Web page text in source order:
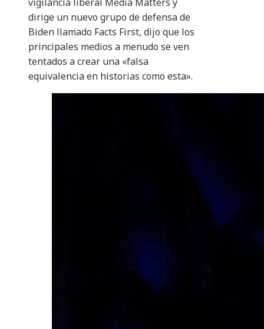
dirige un nuevo grupo de defensa de
Biden llamado Facts First, dijo que los
principales medios a menudo se ven
tentados a crear una «falsa
equivalencia en historias como esta».